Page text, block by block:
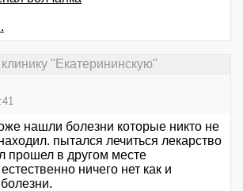
"Екатерининскую"
нашли болезни которые никто не
пытался лечиться лекарство
прошел в другом месте
ничего нет как и